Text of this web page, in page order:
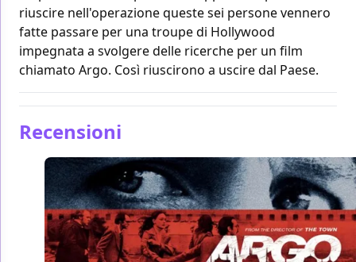
riuscire nell'operazione queste sei persone vennero
fatte passare per una troupe di Hollywood
impegnata a svolgere delle ricerche per un film
chiamato Argo. Così riuscirono a uscire dal Paese.
Recensioni